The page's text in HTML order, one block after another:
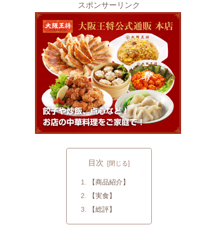
スポンサーリンク
目次
【商品紹介】
【実食】
【総評】